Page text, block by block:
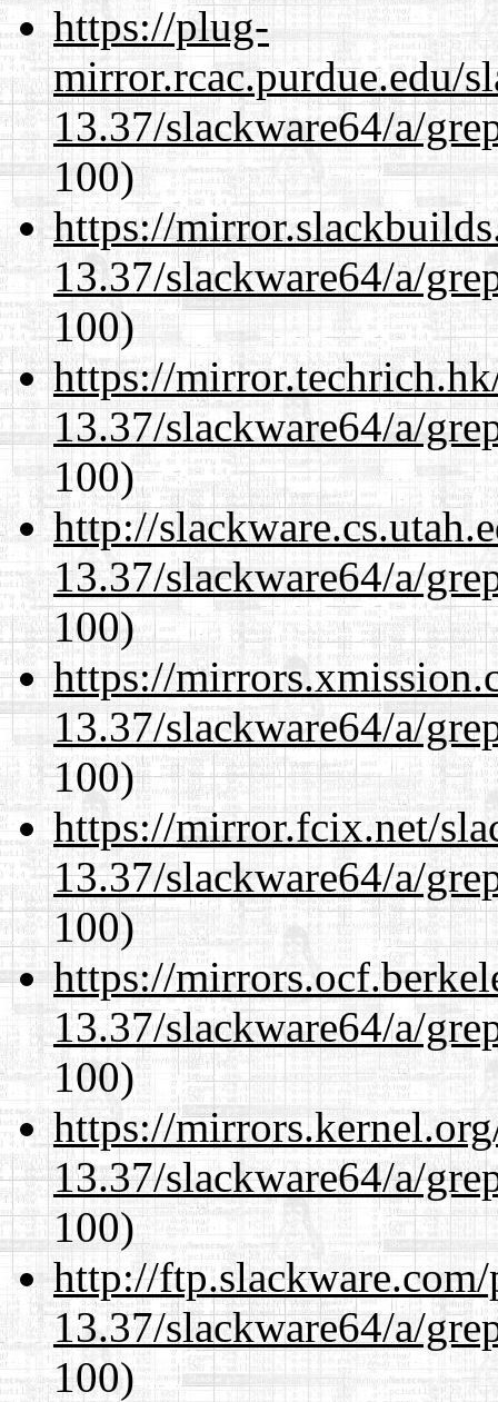
https://plug-
mirror.rcac.purdue.edu/
13.37/slackware64/a/
100)
https://
13.37/slackware64/a/
100)
https://
13.37/slackware64/a/
100)
http://
13.37/slackware64/a/
100)
https://
13.37/slackware64/a/
100)
https://mirror.fcix.net/
13.37/slackware64/a/
100)
https://
13.37/slackware64/a/
100)
https://
13.37/slackware64/a/
100)
http://
13.37/slackware64/a/
100)